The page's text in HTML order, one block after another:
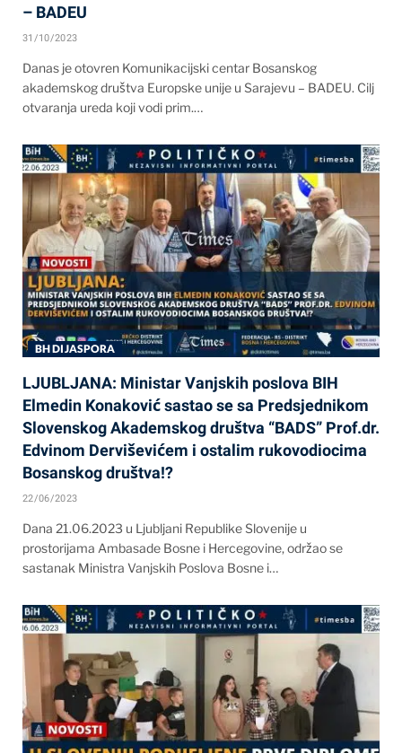
– BADEU
31/10/2023
Danas je otovren Komunikacijski centar Bosanskog
akademskog društva Europske unije u Sarajevu – BADEU. Cilj
otvaranja ureda koji vodi prim.…
BH DIJASPORA
LJUBLJANA: Ministar Vanjskih poslova BIH
Elmedin Konaković sastao se sa Predsjednikom
Slovenskog Akademskog društva “BADS” Prof.dr.
Edvinom Derviševićem i ostalim rukovodiocima
Bosanskog društva!?
22/06/2023
Dana 21.06.2023 u Ljubljani Republike Slovenije u
prostorijama Ambasade Bosne i Hercegovine, održao se
sastanak Ministra Vanjskih Poslova Bosne i…